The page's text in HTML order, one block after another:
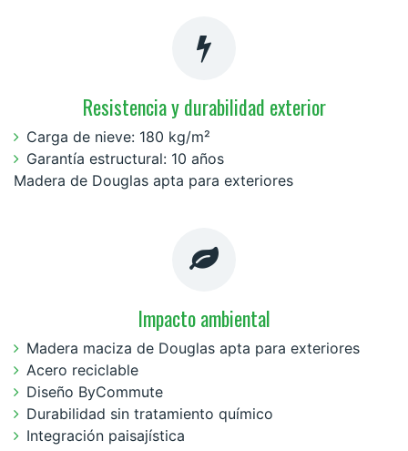
Resistencia y durabilidad exterior
Carga de nieve: 180 kg/m²
Garantía estructural: 10 años
Madera de Douglas apta para exteriores
Impacto ambiental
Madera maciza de Douglas apta para exteriores
Acero reciclable
Diseño ByCommute
Durabilidad sin tratamiento químico
Integración paisajística